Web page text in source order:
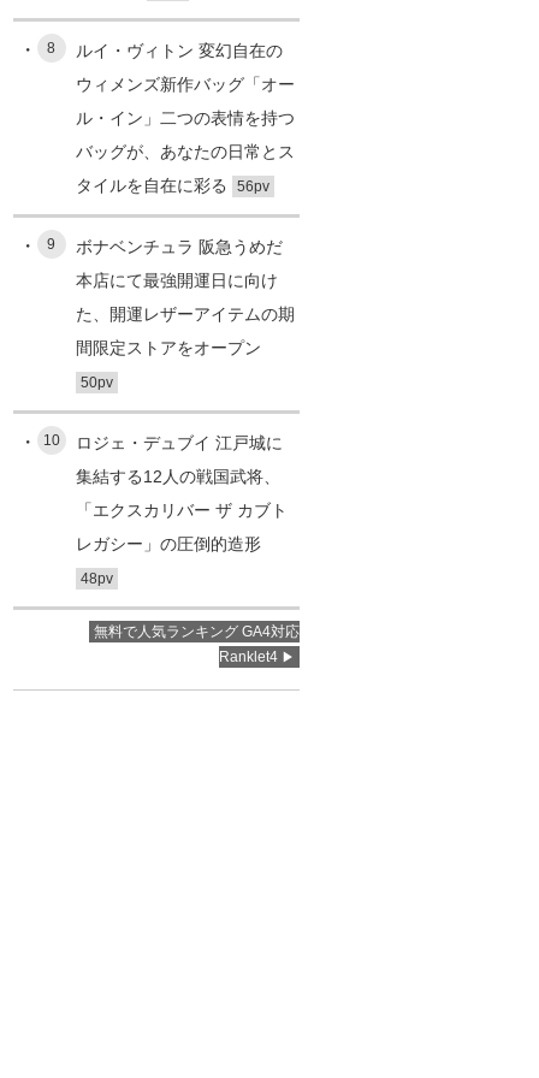
8
ルイ・ヴィトン 変幻自在の
ウィメンズ新作バッグ「オー
ル・イン」二つの表情を持つ
バッグが、あなたの日常とス
タイルを自在に彩る
56pv
9
ボナベンチュラ 阪急うめだ
本店にて最強開運日に向け
た、開運レザーアイテムの期
間限定ストアをオープン
50pv
10
ロジェ・デュブイ 江戸城に
集結する12人の戦国武将、
「エクスカリバー ザ カブト
レガシー」の圧倒的造形
48pv
無料で人気ランキング GA4対応
Ranklet4